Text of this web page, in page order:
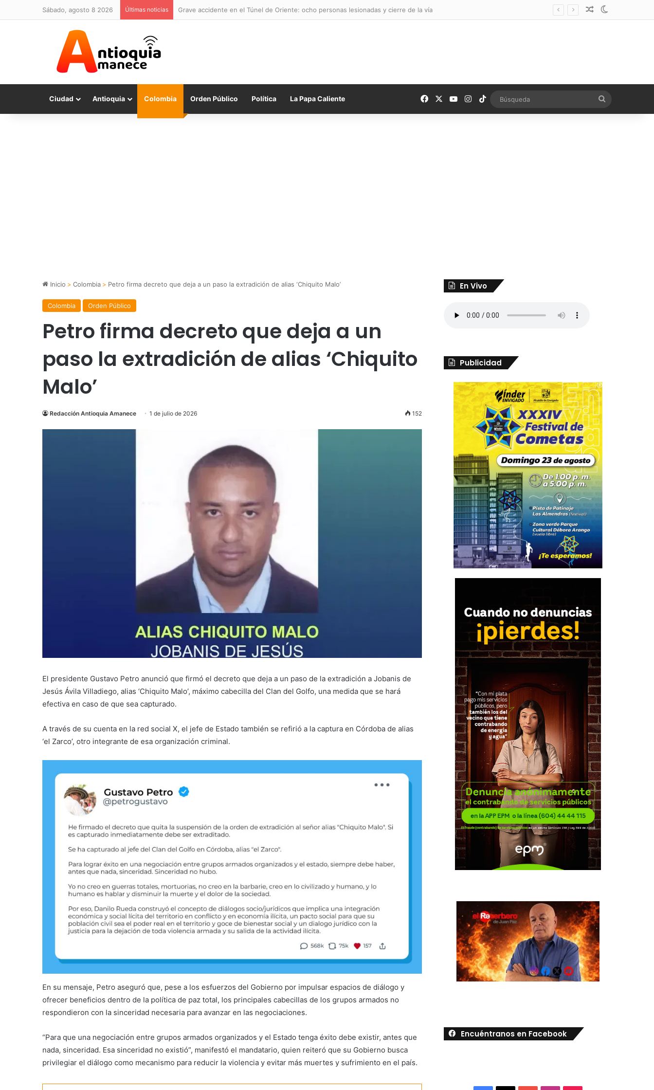
sábado, agosto 8 2026 Últimas noticias Grave accidente en el Túnel de Oriente: ocho personas lesionadas y cierre de la vía Noticia aleatoria
Ciudad Antioquia Colombia Orden Público Política La Papa Caliente FacebookYouTubeInstagram
TikTok
Inicio > Colombia > Petro firma decreto que deja a un paso la extradición de alias ‘Chiquito Malo’
Colombia Orden Público
Petro firma decreto que deja a un
paso la extradición de alias ‘Chiquito
Malo’
Redacción Antioquia Amanece 1 de julio de 2026 152
El presidente Gustavo Petro anunció que firmó el decreto que deja a un paso de la extradición a Jobanis de
Jesús Ávila Villadiego, alias ‘Chiquito Malo’, máximo cabecilla del Clan del Golfo, una medida que se hará
efectiva en caso de que sea capturado.
A través de su cuenta en la red social X, el jefe de Estado también se refirió a la captura en Córdoba de alias
‘el Zarco’, otro integrante de esa organización criminal.
En su mensaje, Petro aseguró que, pese a los esfuerzos del Gobierno por impulsar espacios de diálogo y
ofrecer beneficios dentro de la política de paz total, los principales cabecillas de los grupos armados no
respondieron con la sinceridad necesaria para avanzar en las negociaciones.
“Para que una negociación entre grupos armados organizados y el Estado tenga éxito debe existir, antes que
nada, sinceridad. Esa sinceridad no existió”, manifestó el mandatario, quien reiteró que su Gobierno busca
privilegiar el diálogo como mecanismo para reducir la violencia y evitar más muertes y sufrimiento en el país.
En Vivo
Publicidad
Encuéntranos en Facebook